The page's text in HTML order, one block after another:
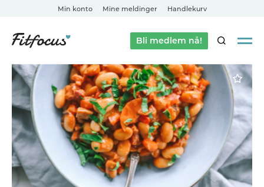
Min konto Mine meldinger Handlekurv
Bli medlem nå!SØK